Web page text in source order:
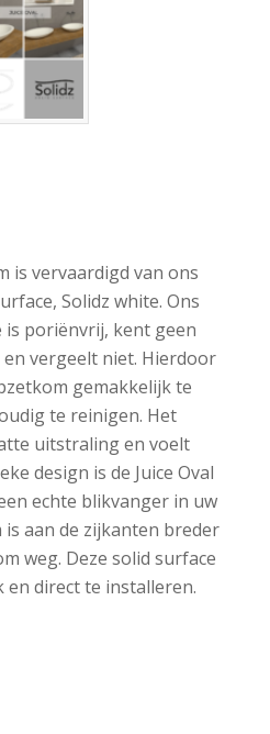
is vervaardigd van ons
Solidz white. Ons
poriënvrij, kent geen
vergeelt niet. Hierdoor
gemakkelijk te
te reinigen. Het
uitstraling en voelt
design is de Juice Oval
echte blikvanger in uw
is aan de zijkanten breder
weg. Deze solid surface
en direct te installeren.